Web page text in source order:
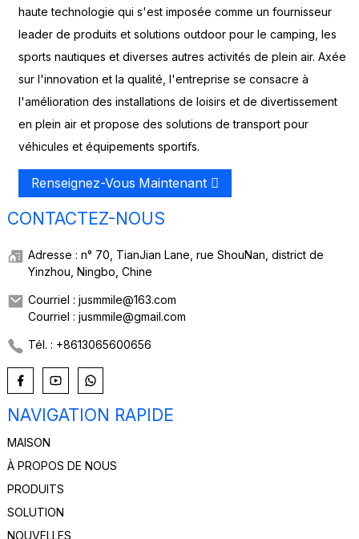
haute technologie qui s'est imposée comme un fournisseur
leader de produits et solutions outdoor pour le camping, les
sports nautiques et diverses autres activités de plein air. Axée
sur l'innovation et la qualité, l'entreprise se consacre à
l'amélioration des installations de loisirs et de divertissement
en plein air et propose des solutions de transport pour
véhicules et équipements sportifs.
Renseignez-Vous Maintenant
CONTACTEZ-NOUS
Adresse : n° 70, TianJian Lane, rue ShouNan, district de
Yinzhou, Ningbo, Chine
Courriel : jusmmile@163.com
Courriel : jusmmile@gmail.com
Tél. : +8613065600656
NAVIGATION RAPIDE
MAISON
À PROPOS DE NOUS
PRODUITS
SOLUTION
NOUVELLES